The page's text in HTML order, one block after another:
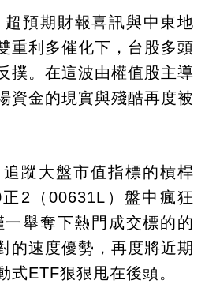
預期財報喜訊與中東地
重利多催化下，台股多頭
撲。在這波由權值股主導
資金的現實與殘酷再度被
蹤大盤市值指標的槓桿
2（00631L）盤中瘋狂
舉奪下熱門成交標的的
的速度優勢，再度將近期
式ETF狠狠甩在後頭。